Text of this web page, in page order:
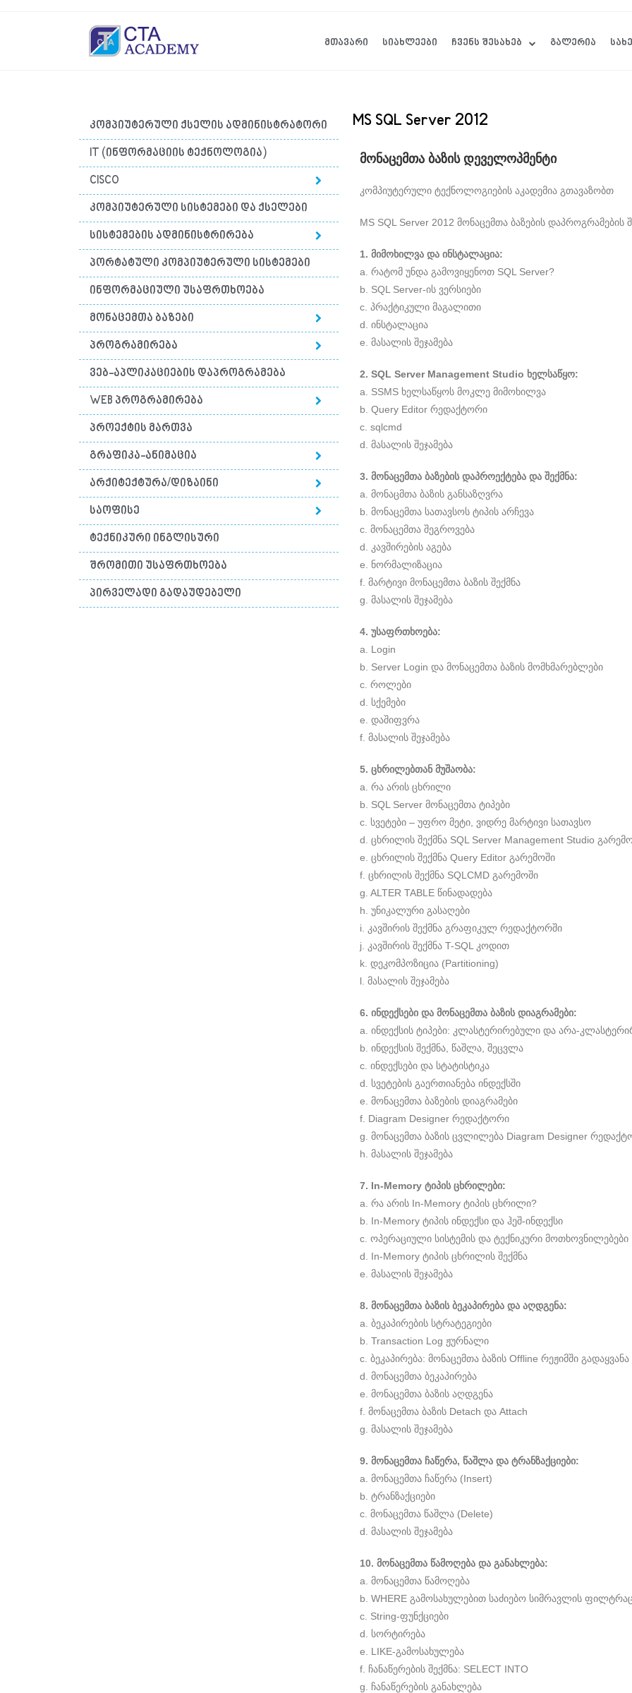
ᲛᲗᲐᲕᲐᲠᲘ ᲡᲘᲐᲮᲚᲔᲔᲑᲘ ᲩᲕᲔᲜᲡ ᲨᲔᲡᲐᲮᲔᲑ ᲒᲐᲚᲔᲠᲘᲐ
კომპიუტერული ქსელის ადმინისტრატორი
IT (ინფორმაციის ტექნოლოგია)
CISCO
კომპიუტერული სისტემები და ქსელები
სისტემების ადმინისტრირება
პორტატული კომპიუტერული სისტემები
ინფორმაციული უსაფრთხოება
მონაცემთა ბაზები
პროგრამირება
ვებ-აპლიკაციების დაპროგრამება
WEB პროგრამირება
პროექტის მართვა
გრაფიკა-ანიმაცია
არქიტექტურა/დიზაინი
საოფისე
ტექნიკური ინგლისური
შრომითი უსაფრთხოება
პირველადი გადაუდებელი
MS SQL Server 2012
მონაცემთა ბაზის დეველოპმენტი
კომპიუტერული ტექნოლოგიების აკადემია გთავაზობთ
MS SQL Server 2012 მონაცემთა ბაზების დაპროგრამების
1. მიმოხილვა და ინსტალაცია:
a. რატომ უნდა გამოვიყენოთ SQL Server?
b. SQL Server-ის ვერსიები
c. პრაქტიკული მაგალითი
d. ინსტალაცია
e. მასალის შეჯამება
2. SQL Server Management Studio ხელსაწყო:
a. SSMS ხელსაწყოს მოკლე მიმოხილვა
b. Query Editor რედაქტორი
c. sqlcmd
d. მასალის შეჯამება
3. მონაცემთა ბაზების დაპროექტება და შექმნა:
a. მონაცმთა ბაზის განსაზღვრა
b. მონაცემთა სათავსოს ტიპის არჩევა
c. მონაცემთა შეგროვება
d. კავშირების აგება
e. ნორმალიზაცია
f. მარტივი მონაცემთა ბაზის შექმნა
g. მასალის შეჯამება
4. უსაფრთხოება:
a. Login
b. Server Login და მონაცემთა ბაზის მომხმარებლები
c. როლები
d. სქემები
e. დაშიფვრა
f. მასალის შეჯამება
5. ცხრილებთან მუშაობა:
a. რა არის ცხრილი
b. SQL Server მონაცემთა ტიპები
c. სვეტები – უფრო მეტი, ვიდრე მარტივი სათავსო
d. ცხრილის შექმნა SQL Server Management Studio
e. ცხრილის შექმნა Query Editor გარემოში
f. ცხრილის შექმნა SQLCMD გარემოში
g. ALTER TABLE წინადადება
h. უნიკალური გასაღები
i. კავშირის შექმნა გრაფიკულ რედაქტორში
j. კავშირის შექმნა T-SQL კოდით
k. დეკომპოზიცია (Partitioning)
l. მასალის შეჯამება
6. ინდექსები და მონაცემთა ბაზის დიაგრამები:
a. ინდექსის ტიპები: კლასტერირებული და არა-
b. ინდექსის შექმნა, წაშლა, შეცვლა
c. ინდექსები და სტატისტიკა
d. სვეტების გაერთიანება ინდექსში
e. მონაცემთა ბაზების დიაგრამები
f. Diagram Designer რედაქტორი
g. მონაცემთა ბაზის ცვლილება Diagram Designer
h. მასალის შეჯამება
7. In-Memory ტიპის ცხრილები:
a. რა არის In-Memory ტიპის ცხრილი?
b. In-Memory ტიპის ინდექსი და ჰეშ-ინდექსი
c. ოპერაციული სისტემის და ტექნიკური მოთხოვნილებები
d. In-Memory ტიპის ცხრილის შექმნა
e. მასალის შეჯამება
8. მონაცემთა ბაზის ბეკაპირება და აღდგენა:
a. ბეკაპირების სტრატეგიები
b. Transaction Log ჟურნალი
c. ბეკაპირება: მონაცემთა ბაზის Offline რეჟიმში გადაყვანა
d. მონაცემთა ბეკაპირება
e. მონაცემთა ბაზის აღდგენა
f. მონაცემთა ბაზის Detach და Attach
g. მასალის შეჯამება
9. მონაცემთა ჩაწერა, წაშლა და ტრანზაქციები:
a. მონაცემთა ჩაწერა (Insert)
b. ტრანზაქციები
c. მონაცემთა წაშლა (Delete)
d. მასალის შეჯამება
10. მონაცემთა წამოღება და განახლება:
a. მონაცემთა წამოღება
b. WHERE გამოსახულებით საძიებო სიმრავლის
c. String-ფუნქციები
d. სორტირება
e. LIKE-გამოსახულება
f. ჩანაწერების შექმნა: SELECT INTO
g. ჩანაწერების განახლება